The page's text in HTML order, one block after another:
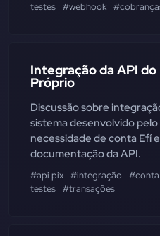
testes #webhook
Integração da API do
Próprio
Discussão sobre
sistema desenvolvido
necessidade de conta Efí
documentação da API.
#api pix #integração
testes #transações